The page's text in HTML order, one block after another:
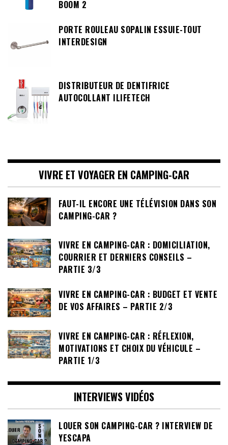
BOOM 2
PORTE ROULEAU SOPALIN ESSUIE-TOUT
INTERDESIGN
DISTRIBUTEUR DE DENTIFRICE
AUTOCOLLANT ILIFETECH
VIVRE ET VOYAGER EN CAMPING-CAR
FAUT-IL ENCORE UNE TÉLÉVISION DANS SON
CAMPING-CAR ?
VIVRE EN CAMPING-CAR : DOMICILIATION,
COURRIER ET DERNIERS CONSEILS –
PARTIE 3/3
VIVRE EN CAMPING-CAR : BUDGET ET VENTE
DE VOS AFFAIRES – PARTIE 2/3
VIVRE EN CAMPING-CAR : RÉFLEXION,
MOTIVATIONS ET CHOIX DU VÉHICULE –
PARTIE 1/3
INTERVIEWS VIDÉOS
LOUER SON CAMPING-CAR ? INTERVIEW DE
YESCAPA